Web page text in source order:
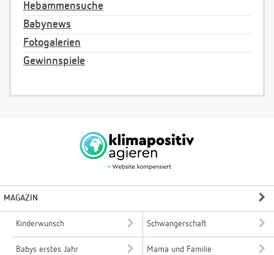
Hebammensuche
Babynews
Fotogalerien
Gewinnspiele
MAGAZIN
Kinderwunsch Schwangerschaft
Babys erstes Jahr Mama und Familie